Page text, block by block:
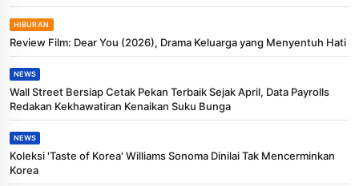
HIBURAN
Review Film: Dear You (2026), Drama Keluarga yang Menyentuh Hati
NEWS
Wall Street Bersiap Cetak Pekan Terbaik Sejak April, Data Payrolls
Redakan Kekhawatiran Kenaikan Suku Bunga
NEWS
Koleksi 'Taste of Korea' Williams Sonoma Dinilai Tak Mencerminkan
Korea